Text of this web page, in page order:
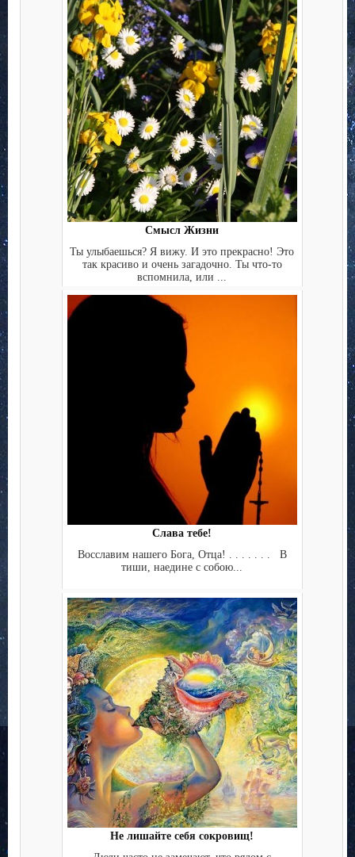
Смысл Жизни
Ты улыбаешься? Я вижу. И это прекрасно! Это
так красиво и очень загадочно. Ты что-то
вспомнила, или ...
Слава тебе!
Восславим нашего Бога, Отца! . . . . . . . В
тиши, наедине с собою...
Не лишайте себя сокровищ!